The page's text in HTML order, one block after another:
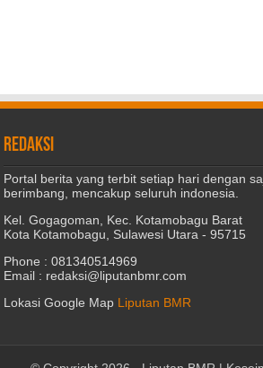
REDAKSI
Portal berita yang terbit setiap hari dengan
berimbang, mencakup seluruh indonesia.
Kel. Gogagoman, Kec. Kotamobagu Barat
Kota Kotamobagu, Sulawesi Utara - 95715
Phone : 081340514969
Email : redaksi@liputanbmr.com
Lokasi Google Map Liputan BMR